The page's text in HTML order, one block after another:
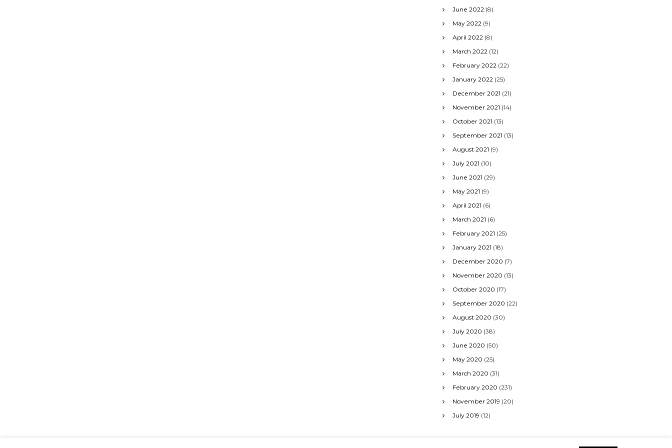
June 2022 (8)
May 2022 (9)
April 2022 (8)
March 2022 (12)
February 2022 (22)
January 2022 (25)
December 2021 (21)
November 2021 (14)
October 2021 (13)
September 2021 (13)
August 2021 (9)
July 2021 (10)
June 2021 (29)
May 2021 (9)
April 2021 (6)
March 2021 (6)
February 2021 (25)
January 2021 (18)
December 2020 (7)
November 2020 (13)
October 2020 (17)
September 2020 (22)
August 2020 (30)
July 2020 (38)
June 2020 (50)
May 2020 (25)
March 2020 (31)
February 2020 (231)
November 2019 (20)
July 2019 (12)